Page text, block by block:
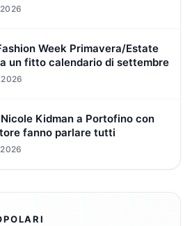
Week Primavera/Estate
un fitto calendario di settembre
Kidman a Portofino con
fanno parlare tutti